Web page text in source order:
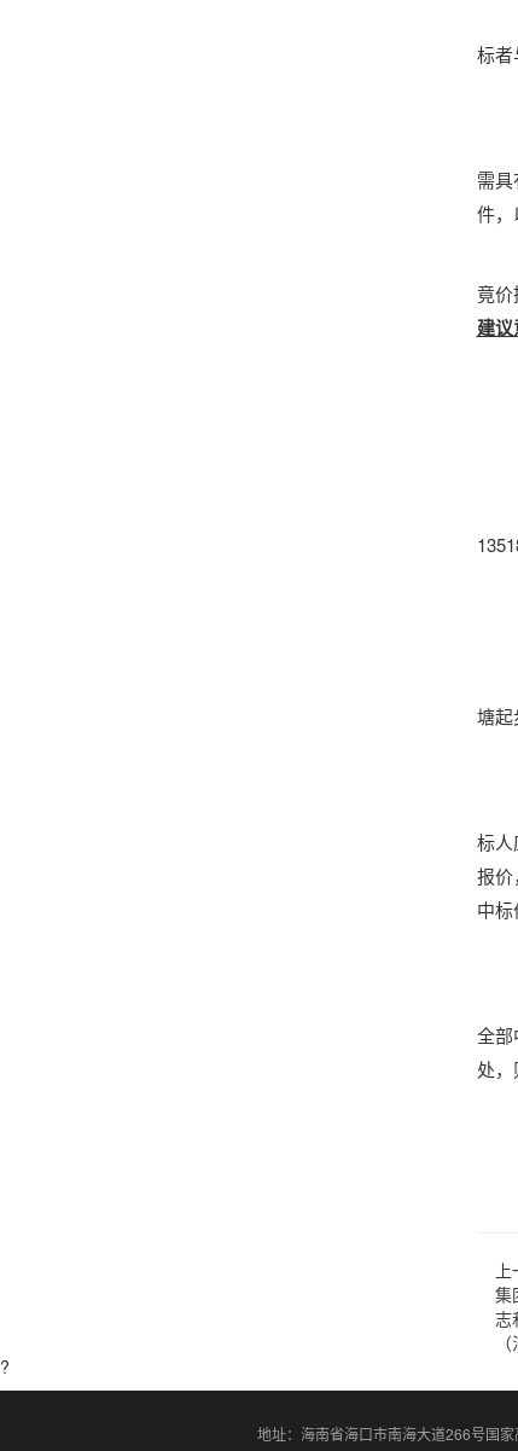
标者
需
件，
竟价
建
塘起
标人
报价
中标
全部
处
集
志
?
地址：海南省海口市南海大道266号国